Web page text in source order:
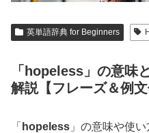
英単語辞典 for Beginners
「hopeless」の意味
解説【フレーズ＆例文
「 hopeless 」の意味や使